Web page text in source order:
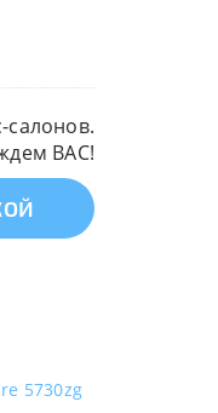
ВАС!
5730zg